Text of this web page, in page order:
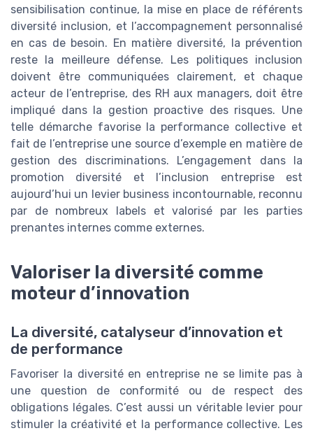
sensibilisation continue, la mise en place de référents
diversité inclusion, et l’accompagnement personnalisé
en cas de besoin. En matière diversité, la prévention
reste la meilleure défense. Les politiques inclusion
doivent être communiquées clairement, et chaque
acteur de l’entreprise, des RH aux managers, doit être
impliqué dans la gestion proactive des risques. Une
telle démarche favorise la performance collective et
fait de l’entreprise une source d’exemple en matière de
gestion des discriminations. L’engagement dans la
promotion diversité et l’inclusion entreprise est
aujourd’hui un levier business incontournable, reconnu
par de nombreux labels et valorisé par les parties
prenantes internes comme externes.
Valoriser la diversité comme
moteur d’innovation
La diversité, catalyseur d’innovation et
de performance
Favoriser la diversité en entreprise ne se limite pas à
une question de conformité ou de respect des
obligations légales. C’est aussi un véritable levier pour
stimuler la créativité et la performance collective. Les